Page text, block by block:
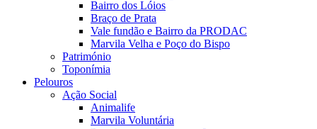
Bairro dos Lóios
Braço de Prata
Vale fundão e Bairro da PRODAC
Marvila Velha e Poço do Bispo
Património
Toponímia
Pelouros
Ação Social
Animalife
Marvila Voluntária